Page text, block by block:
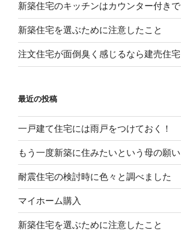
新築住宅のキッチンはカウンター付きで
新築住宅を選ぶために注意したこと
注文住宅が面倒臭く感じるなら建売住宅
最近の投稿
一戸建て住宅には雨戸をつけておく！
もう一度新築に住みたいという母の願い
耐震住宅の検討時に色々と調べました
マイホーム購入
新築住宅を選ぶために注意したこと